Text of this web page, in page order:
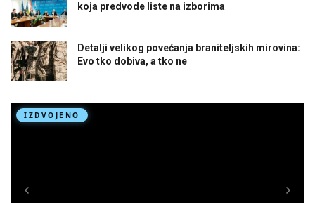
koja predvode liste na izborima
Detalji velikog povećanja braniteljskih mirovina:
Evo tko dobiva, a tko ne